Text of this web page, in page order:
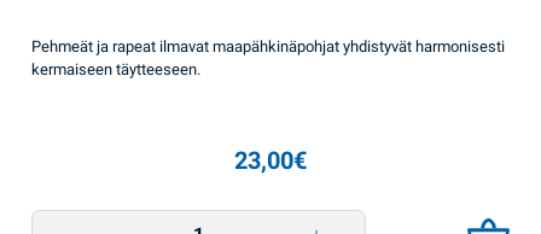
Pehmeät ja rapeat ilmavat maapähkinäpohjat yhdistyvät harmonisesti
kermaiseen täytteeseen.
23,00€